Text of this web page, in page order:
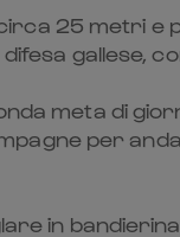
25 metri
gallese,
meta di
per
in